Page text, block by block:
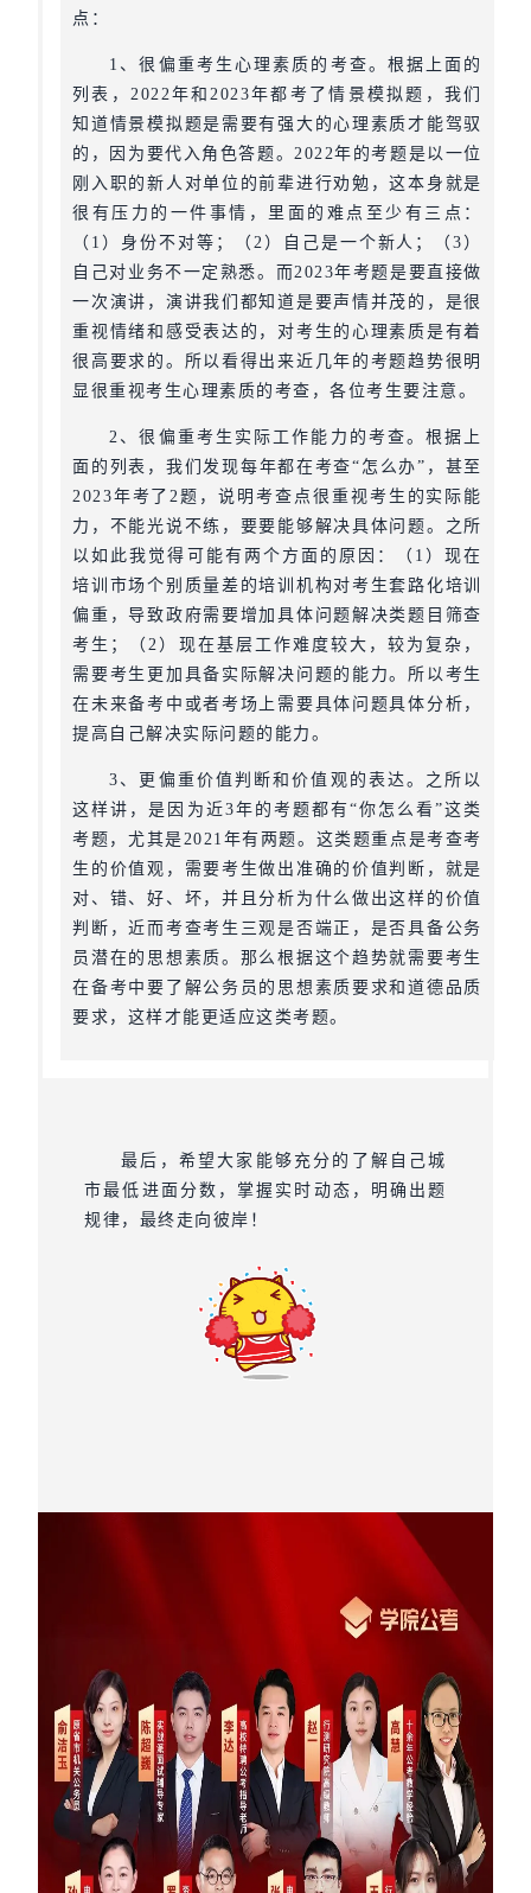
点：
1、很偏重考生心理素质的考查。根据上面的
列表，2022年和2023年都考了情景模拟题，我们
知道情景模拟题是需要有强大的心理素质才能驾驭
的，因为要代入角色答题。2022年的考题是以一位
刚入职的新人对单位的前辈进行劝勉，这本身就是
很有压力的一件事情，里面的难点至少有三点：
（1）身份不对等；（2）自己是一个新人；（3）
自己对业务不一定熟悉。而2023年考题是要直接做
一次演讲，演讲我们都知道是要声情并茂的，是很
重视情绪和感受表达的，对考生的心理素质是有着
很高要求的。所以看得出来近几年的考题趋势很明
显很重视考生心理素质的考查，各位考生要注意。
2、很偏重考生实际工作能力的考查。根据上
面的列表，我们发现每年都在考查“怎么办”，甚至
2023年考了2题，说明考查点很重视考生的实际能
力，不能光说不练，要要能够解决具体问题。之所
以如此我觉得可能有两个方面的原因：（1）现在
培训市场个别质量差的培训机构对考生套路化培训
偏重，导致政府需要增加具体问题解决类题目筛查
考生；（2）现在基层工作难度较大，较为复杂，
需要考生更加具备实际解决问题的能力。所以考生
在未来备考中或者考场上需要具体问题具体分析，
提高自己解决实际问题的能力。
3、更偏重价值判断和价值观的表达。之所以
这样讲，是因为近3年的考题都有“你怎么看”这类
考题，尤其是2021年有两题。这类题重点是考查考
生的价值观，需要考生做出准确的价值判断，就是
对、错、好、坏，并且分析为什么做出这样的价值
判断，近而考查考生三观是否端正，是否具备公务
员潜在的思想素质。那么根据这个趋势就需要考生
在备考中要了解公务员的思想素质要求和道德品质
要求，这样才能更适应这类考题。
最后，希望大家能够充分的了解自己城
市最低进面分数，掌握实时动态，明确出题
规律，最终走向彼岸！